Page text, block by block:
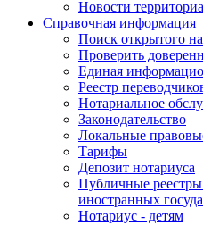
Новости
Справочная информация
Поиск открытого
Проверить
Единая
Реестр
Нотариальное
Законодательство
Локальные
Тарифы
Депозит нотариуса
Публичные
иностранных
Нотариус - детям